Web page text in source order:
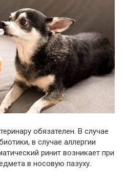
обязателен. В случае
в случае аллергии
ринит возникает при
в носовую пазуху.